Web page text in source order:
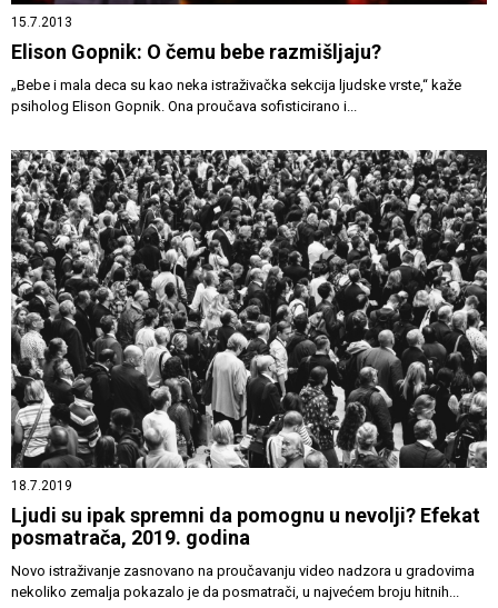
15.7.2013
Elison Gopnik: O čemu bebe razmišljaju?
„Bebe i mala deca su kao neka istraživačka sekcija ljudske vrste,“ kaže
psiholog Elison Gopnik. Ona proučava sofisticirano i...
18.7.2019
Ljudi su ipak spremni da pomognu u nevolji? Efekat
posmatrača, 2019. godina
Novo istraživanje zasnovano na proučavanju video nadzora u gradovima
nekoliko zemalja pokazalo je da posmatrači, u najvećem broju hitnih...